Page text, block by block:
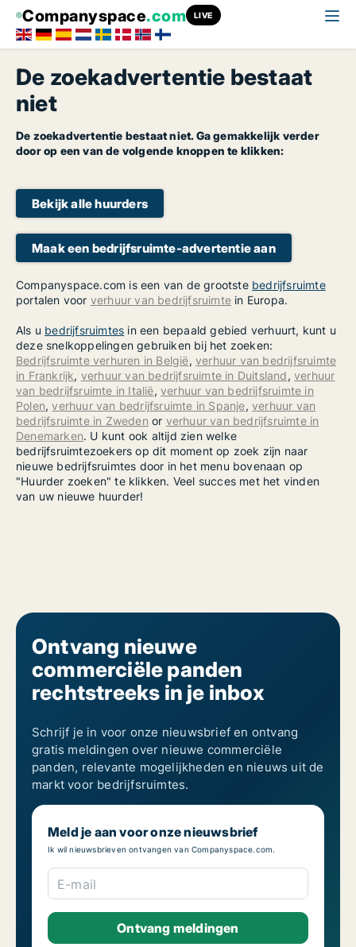
Companyspace.com LIVE
De zoekadvertentie bestaat
niet
De zoekadvertentie bestaat niet. Ga gemakkelijk verder
door op een van de volgende knoppen te klikken:
Bekijk alle huurders
Maak een bedrijfsruimte-advertentie aan
Companyspace.com is een van de grootste bedrijfsruimte
portalen voor verhuur van bedrijfsruimte in Europa.
Als u bedrijfsruimtes in een bepaald gebied verhuurt, kunt u
deze snelkoppelingen gebruiken bij het zoeken:
Bedrijfsruimte verhuren in België,verhuur van bedrijfsruimte
in Frankrijk, verhuur van bedrijfsruimte in Duitsland,verhuur
van bedrijfsruimte in Italië,verhuur van bedrijfsruimte in
Polen,verhuur van bedrijfsruimte in Spanje,verhuur van
bedrijfsruimte in Zweden or verhuur van bedrijfsruimte in
Denemarken. U kunt ook altijd zien welke
bedrijfsruimtezoekers op dit moment op zoek zijn naar
nieuwe bedrijfsruimtes door in het menu bovenaan op
"Huurder zoeken" te klikken. Veel succes met het vinden
van uw nieuwe huurder!
Ontvang nieuwe
commerciële panden
rechtstreeks in je inbox
Schrijf je in voor onze nieuwsbrief en ontvang
gratis meldingen over nieuwe commerciële
panden, relevante mogelijkheden en nieuws uit de
markt voor bedrijfsruimtes.
Meld je aan voor onze nieuwsbrief
Ik wil nieuwsbrieven ontvangen van Companyspace.com.
E-mail